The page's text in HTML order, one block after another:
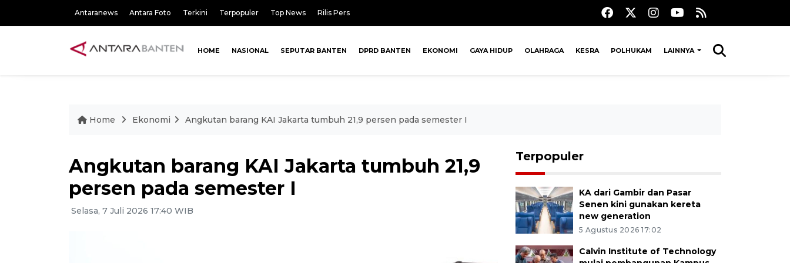
Antaranews Antara Foto Terkini Terpopuler Top News Rilis Pers
HOME NASIONAL SEPUTAR BANTEN DPRD BANTEN EKONOMI GAYA HIDUP OLAHRAGA KESRA POLHUKAM LAINNYA
Home Ekonomi Angkutan barang KAI Jakarta tumbuh 21,9 persen pada semester I
Angkutan barang KAI Jakarta tumbuh 21,9
persen pada semester I
Selasa, 7 Juli 2026 17:40 WIB
Terpopuler
KA dari Gambir dan Pasar
Senen kini gunakan kereta
new generation
5 Agustus 2026 17:02
Calvin Institute of Technology